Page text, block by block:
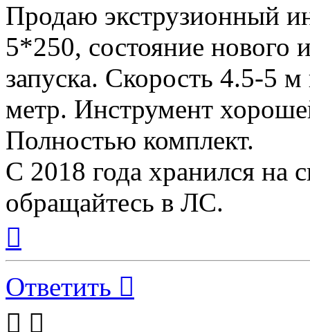
Продаю экструзионный
5*250, состояние нового
запуска. Скорость 4.5-5
метр. Инструмент
Полностью комплект.
С 2018 года хранился на
обращайтесь в ЛС.
началу
Ответить